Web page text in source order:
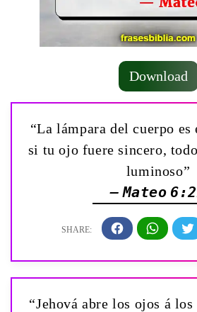
Download
“La lámpara del cuerpo
si tu ojo fuere sincero,
luminoso”
— Mateo
“Jehová abre los ojos á